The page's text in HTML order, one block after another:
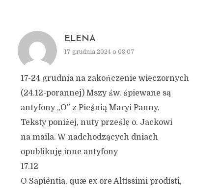
ELENA
17 grudnia 2024 o 08:07
17-24 grudnia na zakończenie wieczornych
(24.12-porannej) Mszy św. śpiewane są
antyfony „O” z Pieśnią Maryi Panny.
Teksty poniżej, nuty prześlę o. Jackowi
na maila. W nadchodzących dniach
opublikuję inne antyfony
17.12
O Sapiéntia, quæ ex ore Altíssimi prodísti,